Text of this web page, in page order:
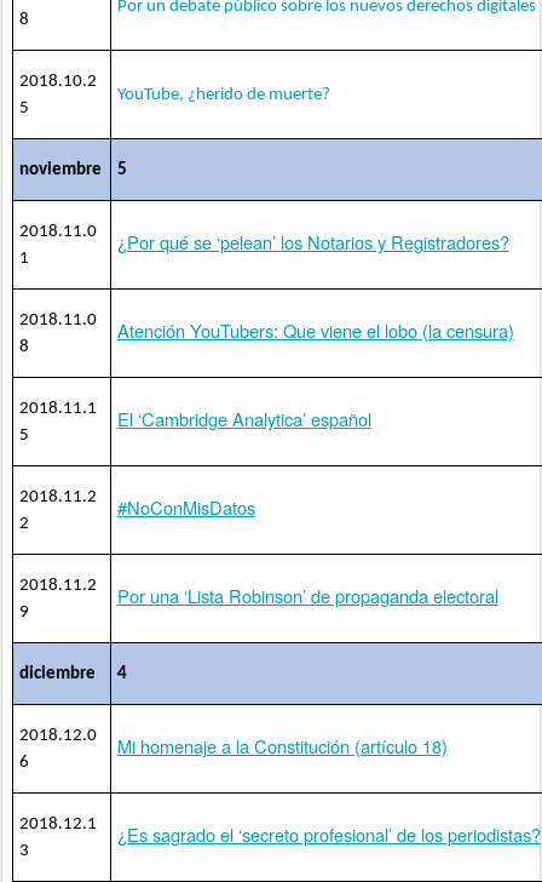
8
Por un debate público sobre los nuevos derechos digitales
2018.10.2
5
YouTube, ¿herido de muerte?
noviembre 5
2018.11.0
1
¿Por qué se ‘pelean’ los Notarios y Registradores?
2018.11.0
8
Atención YouTubers: Que viene el lobo (la censura)
2018.11.1
5
El ‘Cambridge Analytica’ español
2018.11.2
2
#NoConMisDatos
2018.11.2
9
Por una ‘Lista Robinson’ de propaganda electoral
diciembre 4
2018.12.0
6
Mi homenaje a la Constitución (artículo 18)
2018.12.1
3
¿Es sagrado el ‘secreto profesional’ de los periodistas?